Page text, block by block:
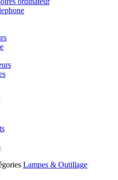
Lampes & Outillage